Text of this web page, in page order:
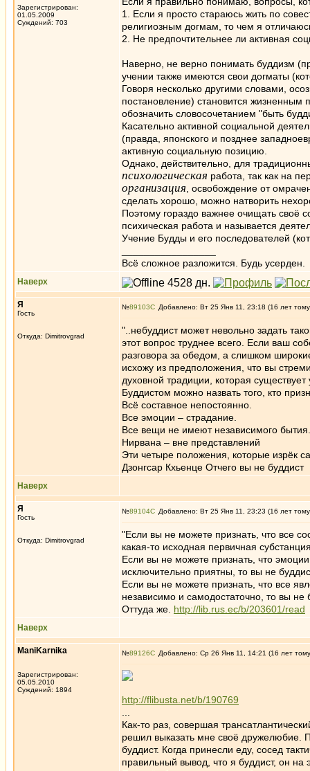
Зарегистрирован:
01.05.2009
Суждений: 703
1. Если я просто стараюсь жить по
религиозным догмам, то чем я
2. Не предпочтительнее ли активная
Наверно, не верно понимать буддизм
учении также имеются свои догматы
Говоря несколько другими словами,
постановление) становится
обозначить словосочетанием "быть
Касательно активной социальной
(правда, японского и позднее
активную социальную позицию.
Однако, действительно, для
психологическая работа, так как на
организация , освобождение от
сделать хорошо, можно натворить
Поэтому гораздо важнее очищать своё
психическая работа и называется
Учение Будды и его последователей
Всё сложное разложится. Будь усерден.
Наверх
Я
Гость
Откуда: Dimitrovgrad
№89103 Добавлено: Вт 25 Янв 11, 23:18 (16 лет
"..небуддист может невольно задать
этот вопрос труднее всего. Если ваш
разговора за обедом, а слишком
исхожу из предположения, что вы
духовной традиции, которая
Буддистом можно назвать того, кто
Всё составное непостоянно.
Все эмоции – страдание.
Все вещи не имеют независимого бытия.
Нирвана – вне представлений
Эти четыре положения, которые изрёк
Дзонгсар Кхьенце Отчего вы не буддист
Наверх
Я
Гость
Откуда: Dimitrovgrad
№89104 Добавлено: Вт 25 Янв 11, 23:23 (16 лет
"Если вы не можете признать, что все
какая-то исходная первичная
Если вы не можете признать, что
исключительно приятны, то вы не
Если вы не можете признать, что все
независимо и самодостаточно, то вы не
Оттуда же. http://lib.rus.ec/b/203601/read
Наверх
ManiKarnika
Зарегистрирован:
05.05.2010
Суждений: 1894
№89126 Добавлено: Ср 26 Янв 11, 14:21 (16 лет
http://flibusta.net/b/190769
Как-то раз, совершая
решил выказать мне своё дружелюбие.
буддист. Когда принесли еду, сосед
правильный вывод, что я буддист, он